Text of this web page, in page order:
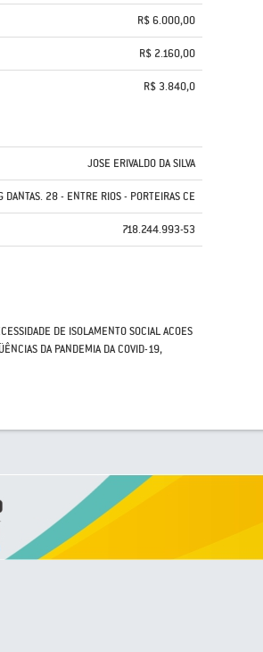
R$ 6.000,00
R$ 2.160,00
R$ 3.840,0
JOSE ERIVALDO DA SILVA
DANTAS. 28 - ENTRE RIOS - PORTEIRAS CE
718.244.993-53
DE ISOLAMENTO SOCIAL ACOES
DA PANDEMIA DA COVID-19,